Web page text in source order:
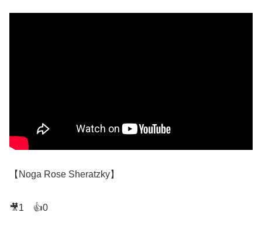
【Noga Rose Sheratzky】
🎥1 👍0